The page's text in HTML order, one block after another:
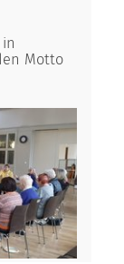
Motto